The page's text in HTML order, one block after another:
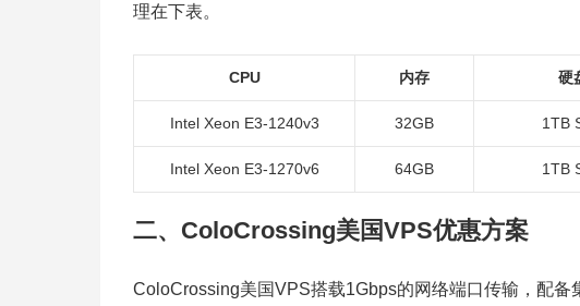
理在下表。
CPU 内存 硬
Intel Xeon E3-1240v3 32GB 1TB
Intel Xeon E3-1270v6 64GB 1TB
二、ColoCrossing美国VPS优惠方案
ColoCrossing美国VPS搭载1Gbps的网络端口传输，配